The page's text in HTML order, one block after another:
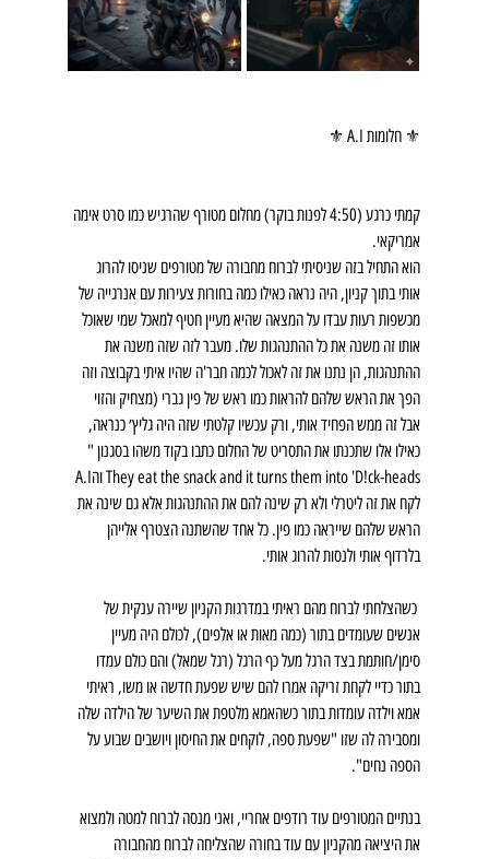
⚜️ חלומות A.I ⚜️
קמתי כרגע (4:50 לפנות בוקר) מחלום מטורף שהרגיש כמו סרט אימה
אמריקאי.
הוא התחיל בזה שניסיתי לברוח מחבורה של מטורפים שניסו להרוג
אותי בתוך קניון, היה נראה כאילו כמה בחורות צעירות עם אנרגייה של
מכשפות רעות עבדו על המצאה שהיא מעיין חטיף למאכל שמי שאוכל
אותו זה משנה את כל ההתנהגות שלו. מעבר לזה שזה משנה את
ההתנהגות, הן נתנו את זה לאכול לכמה חבר'ה שהיו איתי בקבוצה וזה
הפך את הראש שלהם להראות כמו ראש של פין גברי (מצחיק והזוי
אבל זה ממש הפחיד אותי, ורק עכשיו קלטתי שזה היה גליץ׳ כנראה,
כאילו אלו שתכנתו את התסריט של החלום כתבו בקוד משהו בסגנון "
They eat the snack and it turns them into 'D!ck-heads והA.I
לקח את זה ליטרלי ולא רק שינה להם את ההתנהגות אלא גם שינה את
הראש שלהם שייראה כמו פין. כל אחד שהשתנה הצטרף אלייהן
בלרדוף אותי ולנסות להרוג אותי.
כשהצלחתי לברוח מהם ראיתי במדרגות הקניון שיירה ענקית של
אנשים שעומדים בתור (כמה מאות או אלפים), לכולם היה מעיין
סימן/חותמת בצד הרגל מעל כף הרגל (רגל שמאל) והם כולם עמדו
בתור כדיי לקחת זריקה אמרו להם שיש שפעת חדשה או משו, ראיתי
אמא וילדה עומדות בתור כשהאמא מלטפת את השיער של הילדה שלה
ומסבירה לה שזו "שפעת ספה, לוקחים את החיסון ויושבים שבוע על
הספה נחים".
בנתיים המטורפים עוד רודפים אחריי, ואני מנסה לברוח למטה ולמצוא
את היציאה מהקניון עם עוד בחורה שהצליחה לברוח מהחבורה